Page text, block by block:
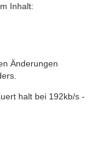
Inhalt:
Änderungen
halt bei 192kb/s -